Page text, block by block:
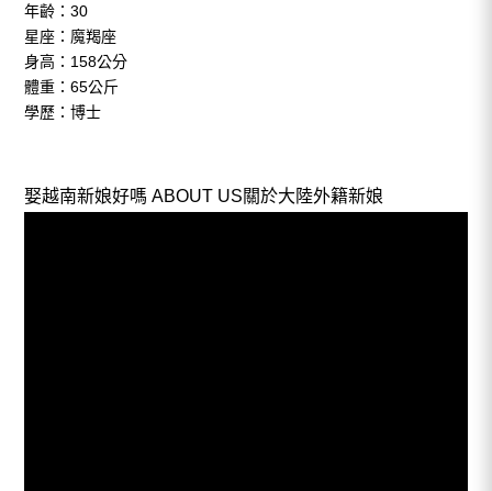
年齡：30
星座：魔羯座
身高：158公分
體重：65公斤
學歷：博士
娶越南新娘好嗎 ABOUT US關於大陸外籍新娘